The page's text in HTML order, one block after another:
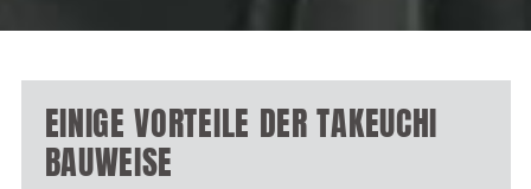
EINIGE VORTEILE DER TAKEUCHI
BAUWEISE